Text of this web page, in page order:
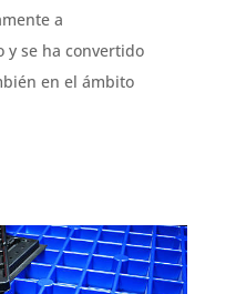
a
se ha convertido
en el ámbito